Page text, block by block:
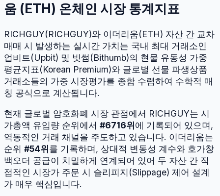
움 ( ETH ) 온체인 시장 통계지표
RICHGUY(RICHGUY)와 이더리움(ETH) 자산 간 교차
매매 시 발생하는 실시간 가치는 국내 최대 거래소인
업비트(Upbit) 및 빗썸(Bithumb)의 현물 유동성 가중
평균지표(Korean Premium)와 글로벌 선물 파생상품
거래소들의 가중 시장평가를 종합 수렴하여 수학적 매
칭 공식으로 계산됩니다.
현재 글로벌 암호화폐 시장 관점에서 RICHGUY는 시
가총액 유입량 순위에서 #6716위에 기록되어 있으며,
역동적인 거래 채널을 주도하고 있습니다. 이더리움는
순위 #54위를 기록하며, 상대적 변동성 계수와 호가창
백오더 공급이 치밀하게 연계되어 있어 두 자산 간 직
접적인 시장가 주문 시 슬리피지(Slippage) 제어 설계
가 매우 핵심입니다.